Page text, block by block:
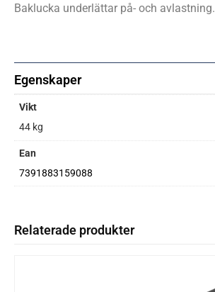
Baklucka underlättar på- och avlastning.
Egenskaper
Vikt
44 kg
Ean
7391883159088
Relaterade produkter